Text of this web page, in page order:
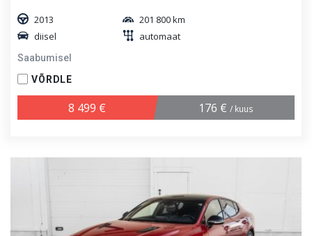
2013
201 800 km
diisel
automaat
Saabumisel
VÕRDLE
8 499 € 176 € / kuus